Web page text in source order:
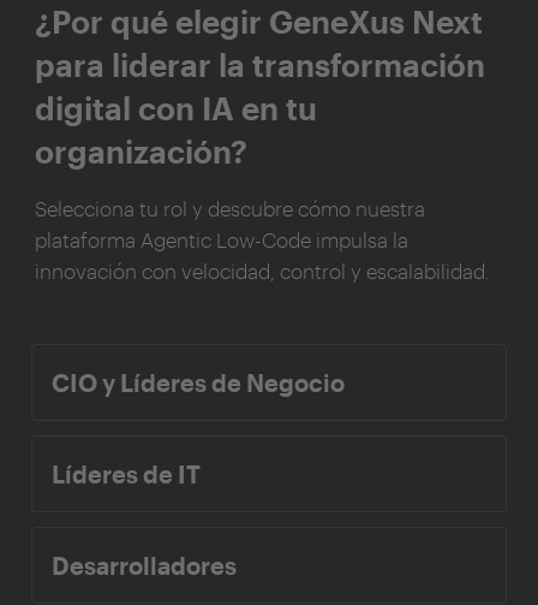
¿Por qué elegir GeneXus Next
para liderar la transformación
digital con IA en tu
organización?
Selecciona tu rol y descubre cómo nuestra
plataforma Agentic Low-Code impulsa la
innovación con velocidad, control y escalabilidad.
CIO y Líderes de Negocio
Líderes de IT
Desarrolladores